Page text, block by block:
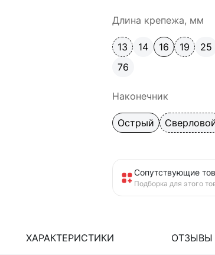
Длина крепежа, мм
13 14 16 19 25
76
Наконечник
Острый
Сопутствующие
Подборка для этого
ХАРАКТЕРИСТИКИ